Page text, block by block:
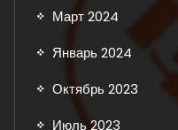
Март 2024
Январь 2024
Октябрь 2023
Июль 2023